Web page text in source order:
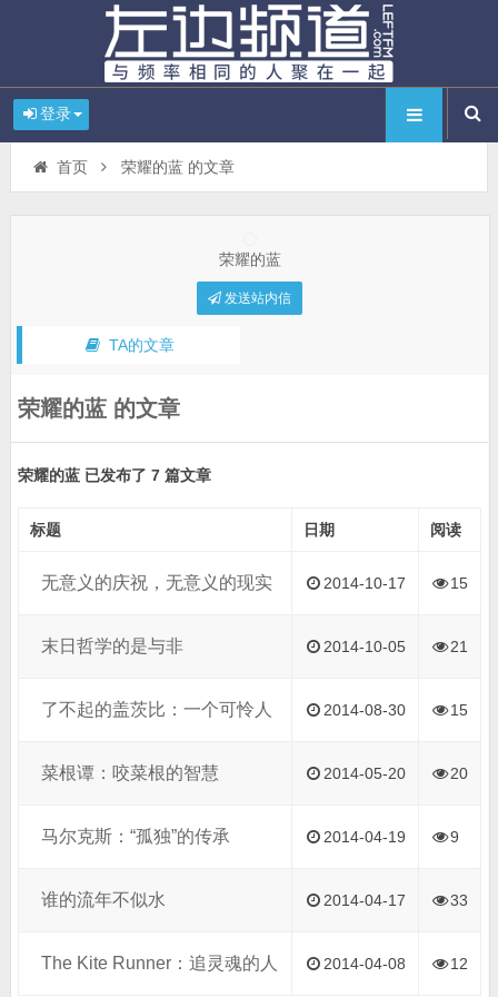
登录
首页 荣耀的蓝 的文章
荣耀的蓝
发送站内信
TA的文章
荣耀的蓝 的文章
荣耀的蓝 已发布了 7 篇文章
标题 日期 阅读
无意义的庆祝，无意义的现实 2014-10-17 15
末日哲学的是与非 2014-10-05 21
了不起的盖茨比：一个可怜人 2014-08-30 15
菜根谭：咬菜根的智慧 2014-05-20 20
马尔克斯：“孤独”的传承 2014-04-19 9
谁的流年不似水 2014-04-17 33
The Kite Runner：追灵魂的人 2014-04-08 12